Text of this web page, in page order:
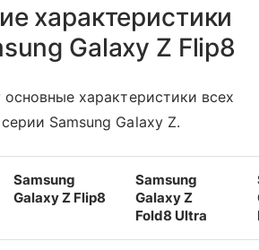
характеристики
Galaxy Z Flip8
характеристики всех
Samsung Galaxy Z.
Samsung
Galaxy Z Flip8
Samsung
Galaxy Z
Fold8 Ultra